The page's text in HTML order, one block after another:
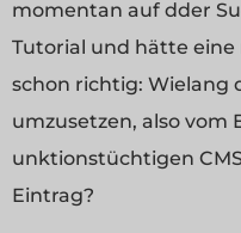
momentan auf dder
Tutorial und hätte eine
schon richtig: Wielang
umzusetzen, also vom
unktionstüchtigen
Eintrag?